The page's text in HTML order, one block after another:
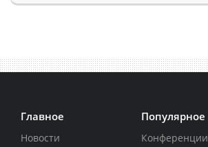
Главное
Новости
Популярное
Конференции